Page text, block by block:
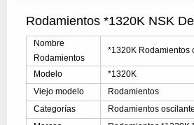
Rodamientos *1320K NSK
Nombre
Rodamientos
*1320K Rodamientos
Modelo
*1320K
Viejo modelo
Rodamientos
Categorías
Rodamientos